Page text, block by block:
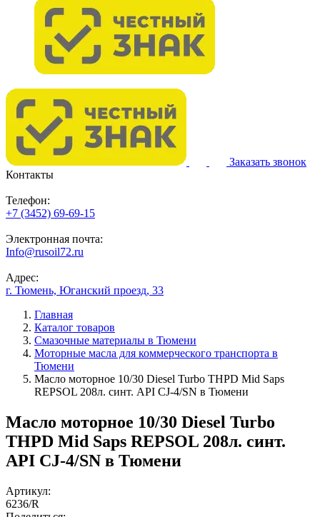
Заказать звонок
Контакты
Телефон:
+7 (3452) 69-69-15
Электронная почта:
Info@rusoil72.ru
Адрес:
г. Тюмень, Юганский проезд, 33
Главная
Каталог товаров
Смазочные материалы в Тюмени
Моторные масла для коммерческого транспорта в
Тюмени
Масло моторное 10/30 Diesel Turbo THPD Mid Saps
REPSOL 208л. синт. API CJ-4/SN в Тюмени
Масло моторное 10/30 Diesel Turbo
THPD Mid Saps REPSOL 208л. синт.
API CJ-4/SN в Тюмени
Артикул:
6236/R